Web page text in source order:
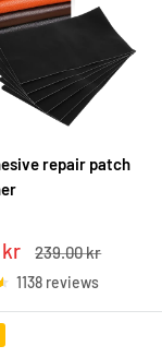
repair patch
kr
Regular
239.00 kr
1138 reviews